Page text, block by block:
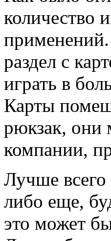
количество
раздел с
играть в
Карты
рюкзак, они
компании,
Лучше
либо еще,
это может